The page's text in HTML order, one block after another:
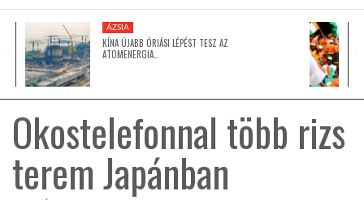
GLOBOTV BP
HÍR3D
TROPICALMAGAZIN
ÁZSIA
KÍNA ÚJABB ÓRIÁSI LÉPÉST TESZ AZ
ATOMENERGIA…
Okostelefonnal több rizs
terem Japánban